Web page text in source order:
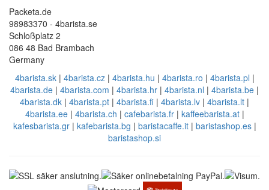
Packeta.de
98983370 - 4barista.se
Schloßplatz 2
086 48 Bad Brambach
Germany
4barista.sk| 4barista.cz| 4barista.hu | 4barista.ro | 4barista.pl |
4barista.de | 4barista.com | 4barista.hr | 4barista.nl | 4barista.be |
4barista.dk | 4barista.pt | 4barista.fi | 4barista.lv | 4barista.lt |
4barista.ee| 4barista.ch | cafebarista.fr| kaffeebarista.at|
kafesbarista.gr| kafebarista.bg | baristacaffe.it| baristashop.es|
baristashop.si